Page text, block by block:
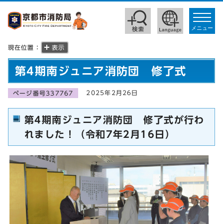
toggle
メニュー
現在位置： 表示
第4期南ジュニア消防団 修了式
ページ番号337767 2025年2月26日
第4期南ジュニア消防団 修了式が行わ
れました！（令和7年2月16日）